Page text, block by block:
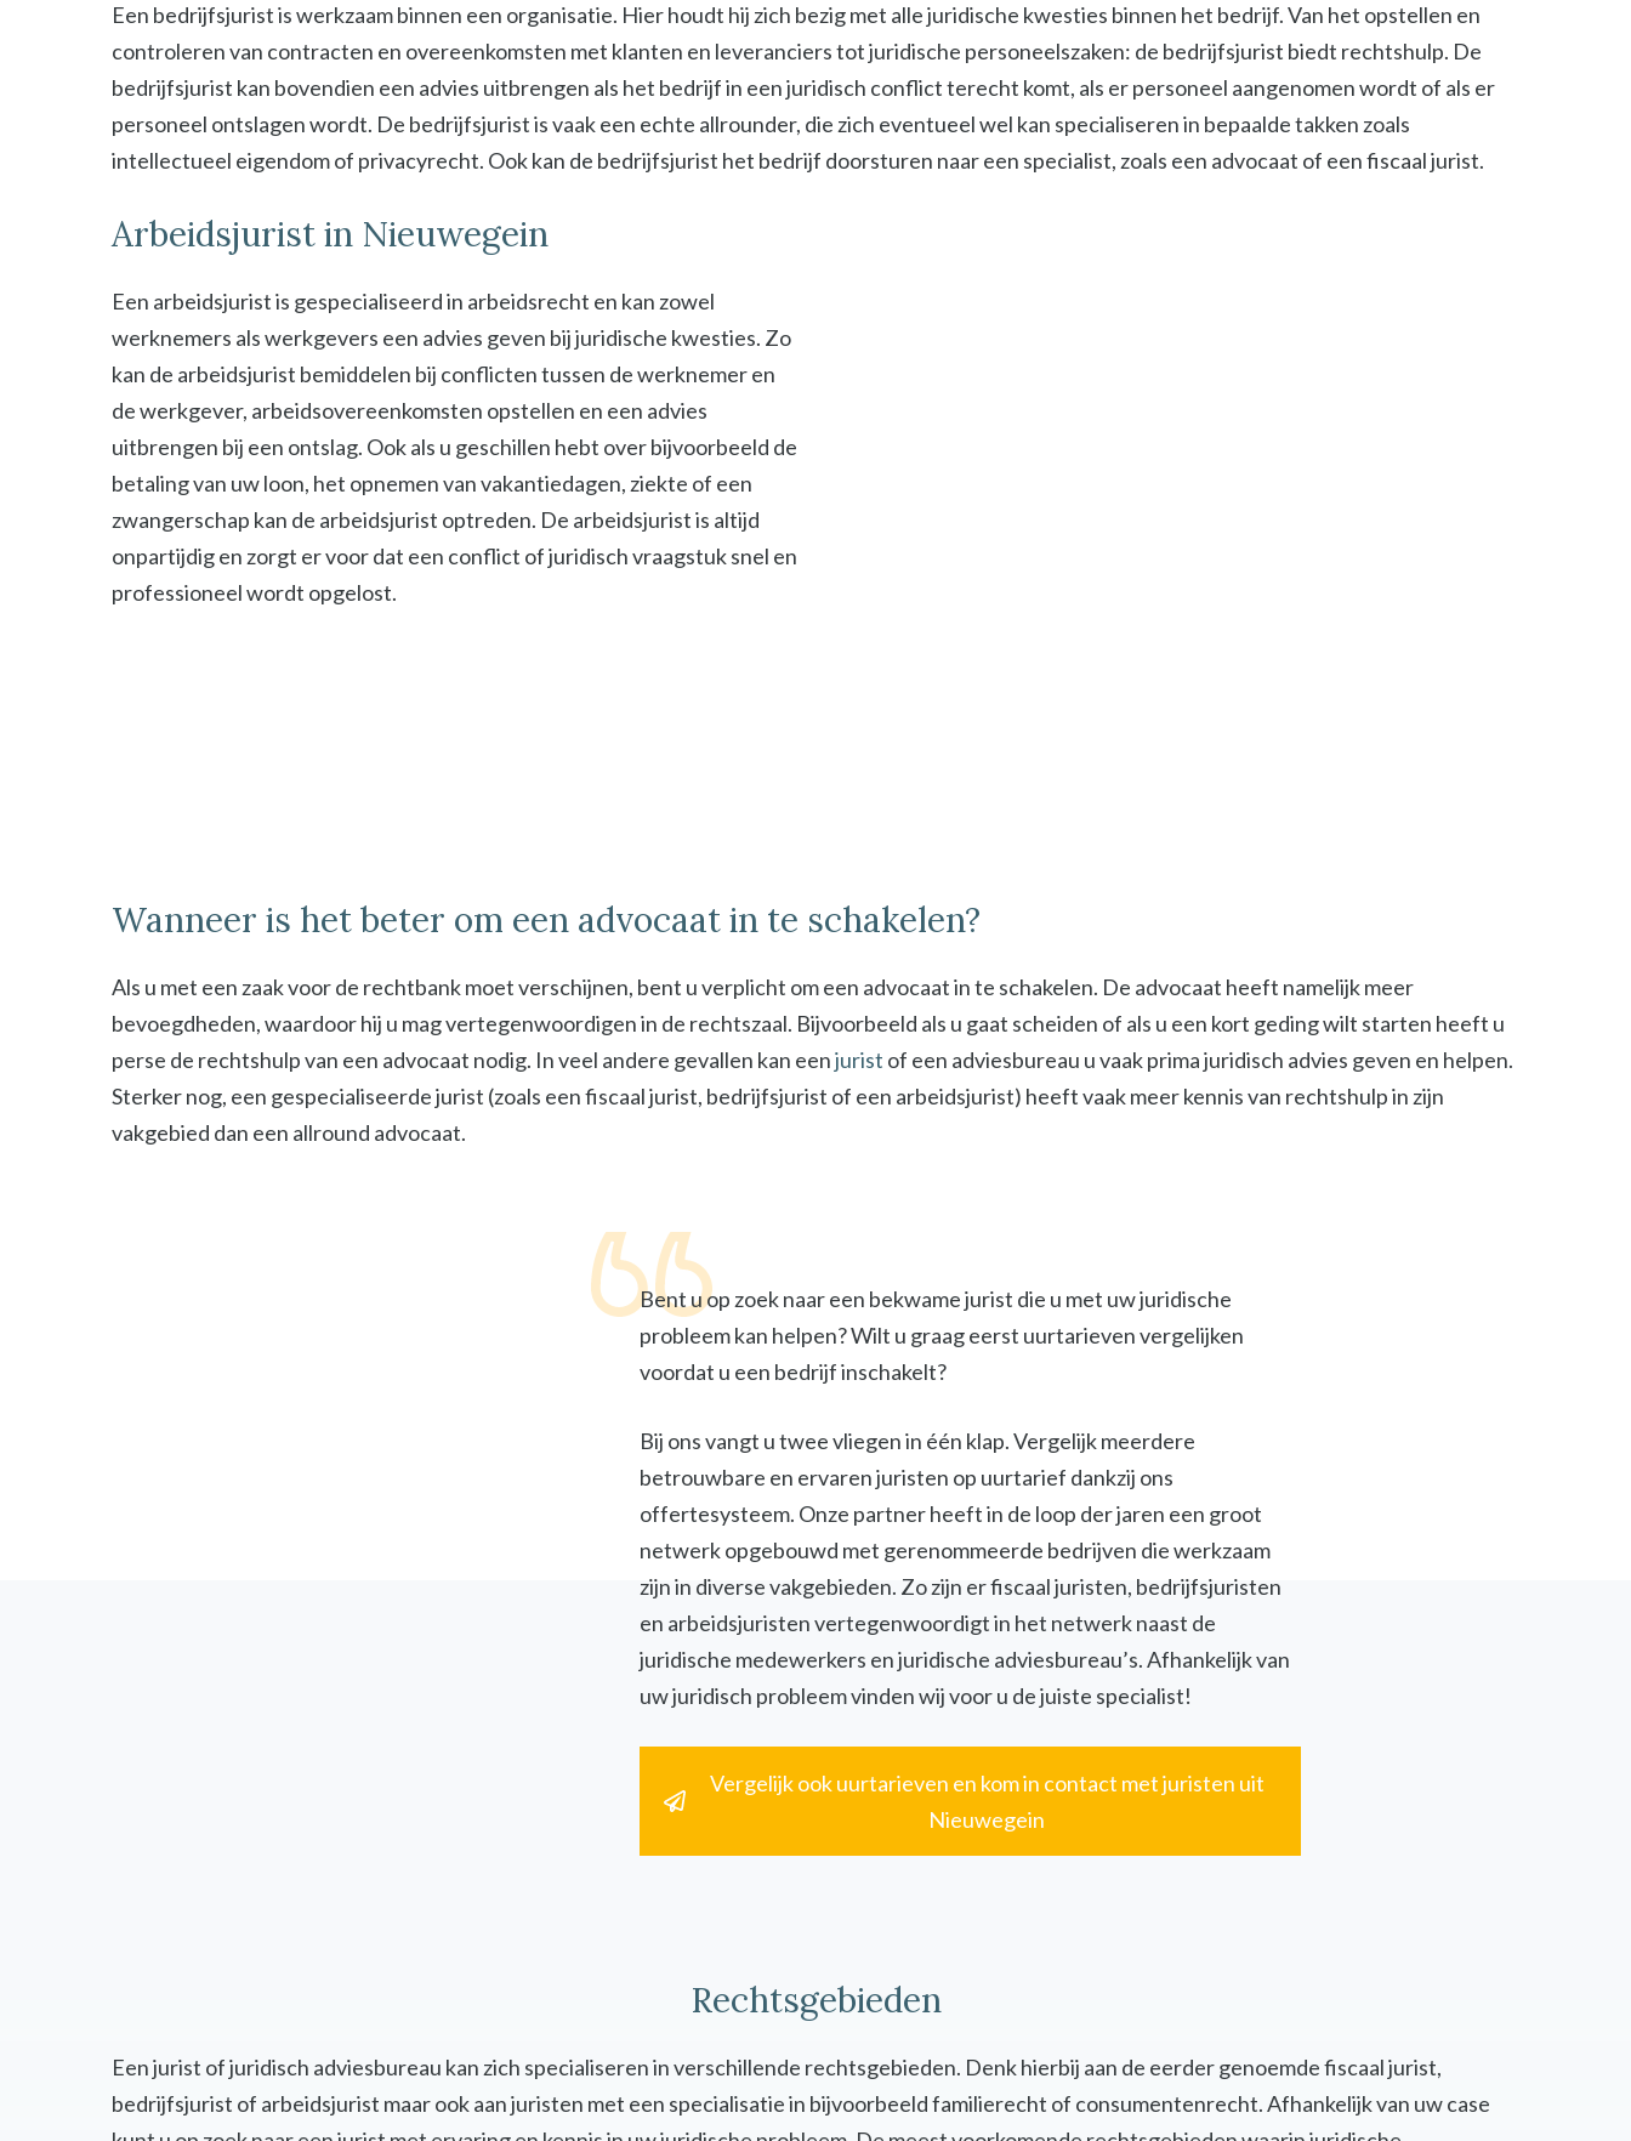
Een bedrijfsjurist is werkzaam binnen een organisatie. Hier houdt hij zich bezig met alle juridische kwesties binnen het bedrijf. Van het opstellen en
controleren van contracten en overeenkomsten met klanten en leveranciers tot juridische personeelszaken: de bedrijfsjurist biedt rechtshulp. De
bedrijfsjurist kan bovendien een advies uitbrengen als het bedrijf in een juridisch conflict terecht komt, als er personeel aangenomen wordt of als er
personeel ontslagen wordt. De bedrijfsjurist is vaak een echte allrounder, die zich eventueel wel kan specialiseren in bepaalde takken zoals
intellectueel eigendom of privacyrecht. Ook kan de bedrijfsjurist het bedrijf doorsturen naar een specialist, zoals een advocaat of een fiscaal jurist.
Arbeidsjurist in Nieuwegein
Een arbeidsjurist is gespecialiseerd in arbeidsrecht en kan zowel
werknemers als werkgevers een advies geven bij juridische kwesties. Zo
kan de arbeidsjurist bemiddelen bij conflicten tussen de werknemer en
de werkgever, arbeidsovereenkomsten opstellen en een advies
uitbrengen bij een ontslag. Ook als u geschillen hebt over bijvoorbeeld de
betaling van uw loon, het opnemen van vakantiedagen, ziekte of een
zwangerschap kan de arbeidsjurist optreden. De arbeidsjurist is altijd
onpartijdig en zorgt er voor dat een conflict of juridisch vraagstuk snel en
professioneel wordt opgelost.
Wanneer is het beter om een advocaat in te schakelen?
Als u met een zaak voor de rechtbank moet verschijnen, bent u verplicht om een advocaat in te schakelen. De advocaat heeft namelijk meer
bevoegdheden, waardoor hij u mag vertegenwoordigen in de rechtszaal. Bijvoorbeeld als u gaat scheiden of als u een kort geding wilt starten heeft u
perse de rechtshulp van een advocaat nodig. In veel andere gevallen kan eenjurist of een adviesbureau u vaak prima juridisch advies geven en helpen.
Sterker nog, een gespecialiseerde jurist (zoals een fiscaal jurist, bedrijfsjurist of een arbeidsjurist) heeft vaak meer kennis van rechtshulp in zijn
vakgebied dan een allround advocaat.
Bent u op zoek naar een bekwame jurist die u met uw juridische
probleem kan helpen? Wilt u graag eerst uurtarieven vergelijken
voordat u een bedrijf inschakelt?
Bij ons vangt u twee vliegen in één klap. Vergelijk meerdere
betrouwbare en ervaren juristen op uurtarief dankzij ons
offertesysteem. Onze partner heeft in de loop der jaren een groot
netwerk opgebouwd met gerenommeerde bedrijven die werkzaam
zijn in diverse vakgebieden. Zo zijn er fiscaal juristen, bedrijfsjuristen
en arbeidsjuristen vertegenwoordigt in het netwerk naast de
juridische medewerkers en juridische adviesbureau’s. Afhankelijk van
uw juridisch probleem vinden wij voor u de juiste specialist!
Vergelijk ook uurtarieven en kom in contact met juristen uit
Nieuwegein
Rechtsgebieden
Een jurist of juridisch adviesbureau kan zich specialiseren in verschillende rechtsgebieden. Denk hierbij aan de eerder genoemde fiscaal jurist,
bedrijfsjurist of arbeidsjurist maar ook aan juristen met een specialisatie in bijvoorbeeld familierecht of consumentenrecht. Afhankelijk van uw case